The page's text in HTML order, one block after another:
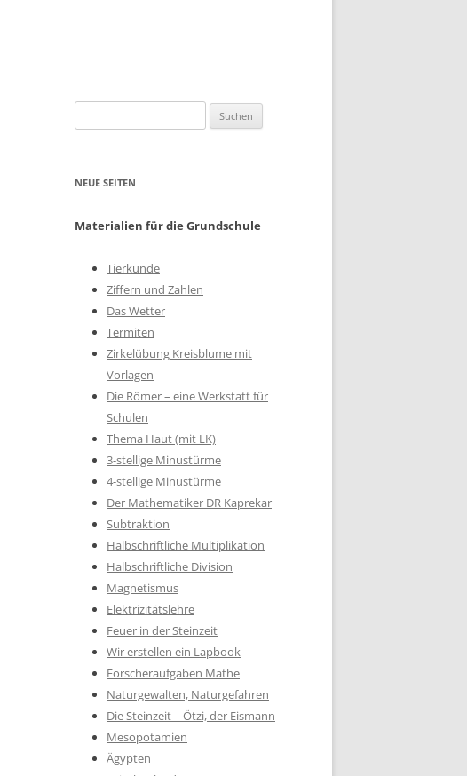
nach:
NEUE SEITEN
Materialien für die Grundschule
Tierkunde
Ziffern und Zahlen
Das Wetter
Termiten
Zirkelübung Kreisblume mit
Vorlagen
Die Römer – eine Werkstatt für
Schulen
Thema Haut (mit LK)
3-stellige Minustürme
4-stellige Minustürme
Der Mathematiker DR Kaprekar
Subtraktion
Halbschriftliche Multiplikation
Halbschriftliche Division
Magnetismus
Elektrizitätslehre
Feuer in der Steinzeit
Wir erstellen ein Lapbook
Forscheraufgaben Mathe
Naturgewalten, Naturgefahren
Die Steinzeit – Ötzi, der Eismann
Mesopotamien
Ägypten